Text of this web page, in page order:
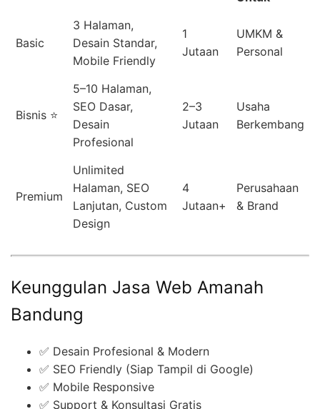
Basic
3 Halaman,
Desain Standar,
Mobile Friendly
1
Jutaan
UMKM &
Personal
Bisnis ⭐
5–10 Halaman,
SEO Dasar,
Desain
Profesional
2–3
Jutaan
Usaha
Berkembang
Premium
Unlimited
Halaman, SEO
Lanjutan, Custom
Design
4
Jutaan+
Perusahaan
& Brand
Keunggulan Jasa Web Amanah
Bandung
✅ Desain Profesional & Modern
✅ SEO Friendly (Siap Tampil di Google)
✅ Mobile Responsive
✅ Support & Konsultasi Gratis